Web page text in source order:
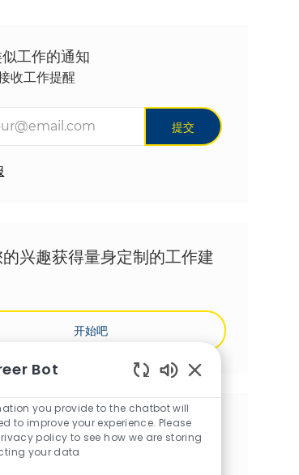
工作的通知
收工作提醒
提交
兴趣获得量身定制的工作建
开始吧
个机会
Bot
you provide to the chatbot will
to improve your experience. Please
policy to see how we are storing
your data